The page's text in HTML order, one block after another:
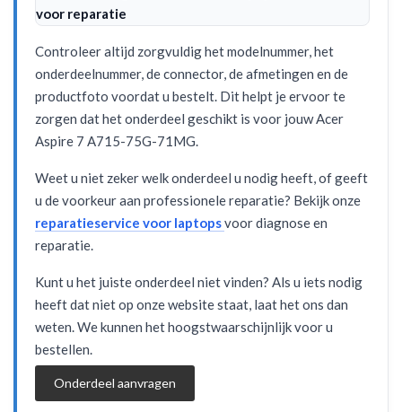
voor reparatie
Controleer altijd zorgvuldig het modelnummer, het
onderdeelnummer, de connector, de afmetingen en de
productfoto voordat u bestelt. Dit helpt je ervoor te
zorgen dat het onderdeel geschikt is voor jouw Acer
Aspire 7 A715-75G-71MG.
Weet u niet zeker welk onderdeel u nodig heeft, of geeft
u de voorkeur aan professionele reparatie? Bekijk onze
reparatieservice voor laptopsvoor diagnose en
reparatie.
Kunt u het juiste onderdeel niet vinden? Als u iets nodig
heeft dat niet op onze website staat, laat het ons dan
weten. We kunnen het hoogstwaarschijnlijk voor u
bestellen.
Onderdeel aanvragen